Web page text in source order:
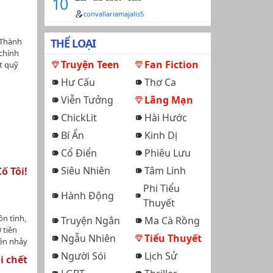
mỹ,
thụ,
quỹ
sau
Tôi!
tình,
tiền
nhảy
rồi,
chết
convallariamajalis5
THỂ LOẠI
Truyện Teen
Fan Fiction
Hư Cấu
Thơ Ca
Viễn Tưởng
Lãng Mạn
ChickLit
Hài Hước
Bí Ẩn
Kinh Dị
Cổ Điển
Phiêu Lưu
Siêu Nhiên
Tâm Linh
Hành Động
Phi Tiểu
Thuyết
Truyện Ngắn
Ma Cà Rồng
Ngẫu Nhiên
Tiểu Thuyết
Người Sói
Lịch Sử